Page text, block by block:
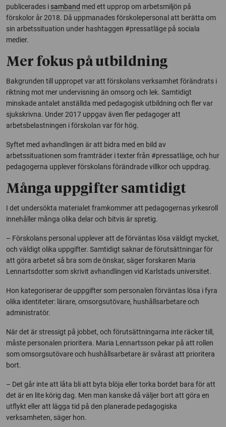
publicerades i samband med ett upprop om arbetsmiljön på
förskolor år 2018. Då uppmanades förskolepersonal att berätta om
sin arbetssituation under hashtaggen #pressatläge på sociala
medier.
Mer fokus på utbildning
Bakgrunden till uppropet var att förskolans verksamhet förändrats i
riktning mot mer undervisning än omsorg och lek. Samtidigt
minskade antalet anställda med pedagogisk utbildning och fler var
sjukskrivna. Under 2017 uppgav även fler pedagoger att
arbetsbelastningen i förskolan var för hög.
Syftet med avhandlingen är att bidra med en bild av
arbetssituationen som framträder i texter från #pressatläge, och hur
pedagogerna upplever förskolans förändrade villkor och uppdrag.
Många uppgifter samtidigt
I det undersökta materialet framkommer att pedagogernas yrkesroll
innehåller många olika delar och bitvis är spretig.
– Förskolans personal upplever att de förväntas lösa väldigt mycket,
och väldigt olika uppgifter. Samtidigt saknar de förutsättningar för
att göra arbetet så bra som de önskar, säger forskaren Maria
Lennartsdotter som skrivit avhandlingen vid Karlstads universitet.
Hon kategoriserar de uppgifter som personalen förväntas lösa i fyra
olika identiteter: lärare, omsorgsutövare, hushållsarbetare och
administratör.
När det är stressigt på jobbet, och förutsättningarna inte räcker till,
måste personalen prioritera. Maria Lennartsson pekar på att rollen
som omsorgsutövare och hushållsarbetare är svårast att prioritera
bort.
– Det går inte att låta bli att byta blöja eller torka bordet bara för att
det är en lite körig dag. Men man kanske då väljer bort att göra en
utflykt eller att lägga tid på den planerade pedagogiska
verksamheten, säger hon.